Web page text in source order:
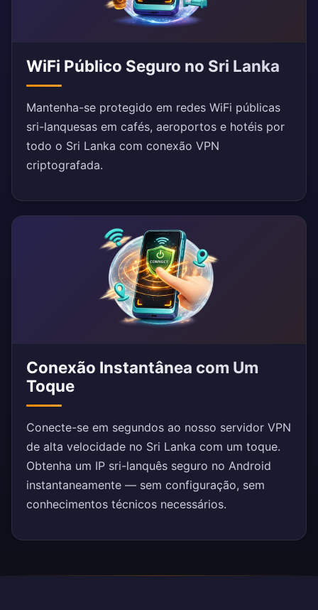
WiFi Público Seguro no Sri Lanka
Mantenha-se protegido em redes WiFi públicas
sri-lanquesas em cafés, aeroportos e hotéis por
todo o Sri Lanka com conexão VPN
criptografada.
Conexão Instantânea com Um
Toque
Conecte-se em segundos ao nosso servidor VPN
de alta velocidade no Sri Lanka com um toque.
Obtenha um IP sri-lanquês seguro no Android
instantaneamente — sem configuração, sem
conhecimentos técnicos necessários.